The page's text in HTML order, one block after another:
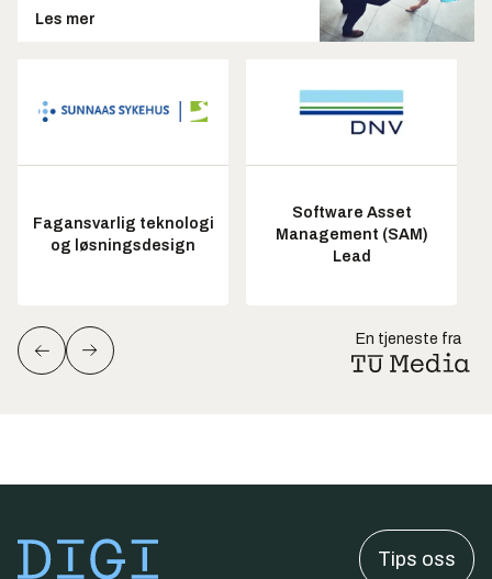
Les mer
Fagansvarlig teknologi
og løsningsdesign
Software Asset
Management (SAM)
Lead
En tjeneste fra
Tips oss